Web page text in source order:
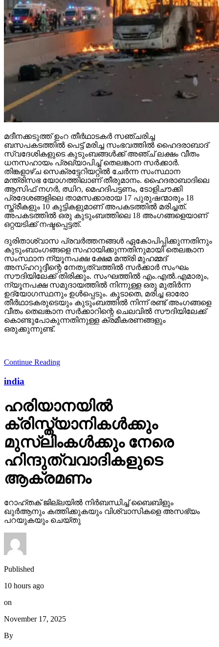
മദീനക്കടുത്ത് ഉംറ തീര്‍ഥാടകര്‍ സഞ്ചരിച്ച
ബസപകടത്തില്‍ പെട്ട് മരിച്ച സംഭവത്തില്‍ ഹൈദരാബാദ്
സ്വദേശികളുടെ കുടുംബങ്ങള്‍ക്ക് അഞ്ച് ലക്ഷം വീതം
ധനസഹായം പ്രഖ്യാപിച്ച് തെലങ്കാന സര്‍ക്കാര്‍.
തിങ്കളാഴ്ച സെക്രട്ടേറിയറ്റില്‍ ചേര്‍ന്ന സംസ്ഥാന
മന്ത്രിസഭ യോഗത്തിലാണ് തീരുമാനം. ഹൈദരാബാദിലെ
ആസിഫ് നഗര്‍, ഝിറ, മെഹദിപട്ടണം, ടോളിചൗക്കി
പ്രദേശങ്ങളിലെ താമസക്കാരായ 17 പുരുഷന്മാരും 18
സ്ത്രീകളും 10 കുട്ടികളുമാണ് അപകടത്തില്‍ മരിച്ചത്.
അപകടത്തില്‍ ഒരു കുടുംബത്തിലെ 18 അംഗങ്ങളെയാണ്
ഒറ്റയടിക്ക് നഷ്ടപ്പെട്ടത്.
ദുരിതാശ്വാസ പ്രവര്‍ത്തനങ്ങള്‍ ഏകോപിപ്പിക്കുന്നതിനും
കുടുംബാംഗങ്ങളെ സഹായിക്കുന്നതിനുമായി തെലങ്കാന
സംസ്ഥാന ന്യൂനപക്ഷ ക്ഷേമ മന്ത്രി മുഹമ്മദ്
അസ്ഹറുദ്ദീന്റെ നേതൃത്വത്തില്‍ സര്‍ക്കാര്‍ സംഘം
സൗദിയിലേക്ക് തിരിക്കും. സംഘത്തില്‍ എം.എല്‍.എമാരും,
ന്യൂനപക്ഷ സമുദായത്തില്‍ നിന്നുള്ള ഒരു മുതിര്‍ന്ന
ഉദ്യോഗസ്ഥനും ഉള്‍പ്പെടും. കൂടാതെ, മരിച്ച ഓരോ
തീര്‍ഥാടകരുടെയും കുടുംബത്തില്‍ നിന്ന് രണ്ട് അംഗങ്ങളെ
വീതം തെലങ്കാന സര്‍ക്കാറിന്റെ ചെലവില്‍ സൗദിയിലേക്ക്
കൊണ്ടുപോകുന്നതിനുള്ള ക്രമീകരണങ്ങളും
ഒരുക്കുന്നുണ്ട്.
Continue Reading
india
ഹരിയാനയില്‍
ക്രിസ്ത്യാനികള്‍ക്കും
മുസ്‌ലിംകള്‍ക്കും നേരെ
ഹിന്ദുത്വവാദികളുടെ
ആക്രമണം
റോഹ്തക് ജില്ലയില്‍ നിര്‍ബന്ധിച്ച് ബൈബിളും
ഖുര്‍ആനും കത്തിക്കുകയും വിശ്വാസികളെ അസഭ്യം
പറയുകയും ചെയ്തു
Published
10 hours ago
on
November 17, 2025
By